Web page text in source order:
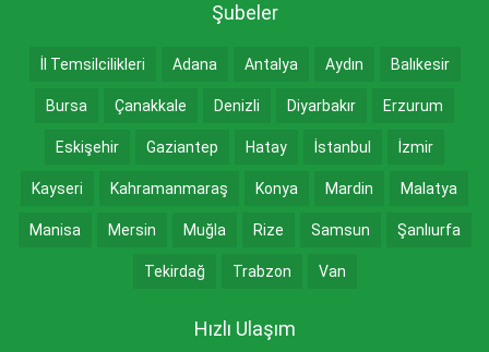
Şubeler
İl Temsilcilikleri Adana Antalya Aydın Balıkesir
Bursa Çanakkale Denizli Diyarbakır Erzurum
Eskişehir Gaziantep Hatay İstanbul İzmir
Kayseri Kahramanmaraş Konya Mardin Malatya
Manisa Mersin Muğla Rize Samsun Şanlıurfa
Tekirdağ Trabzon Van
Hızlı Ulaşım